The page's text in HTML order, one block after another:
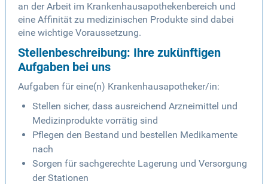
an der Arbeit im Krankenhausapothekenbereich und
eine Affinität zu medizinischen Produkte sind dabei
eine wichtige Voraussetzung.
Stellenbeschreibung: Ihre zukünftigen
Aufgaben bei uns
Aufgaben für eine(n) Krankenhausapotheker/in:
Stellen sicher, dass ausreichend Arzneimittel und
Medizinprodukte vorrätig sind
Pflegen den Bestand und bestellen Medikamente
nach
Sorgen für sachgerechte Lagerung und Versorgung
der Stationen